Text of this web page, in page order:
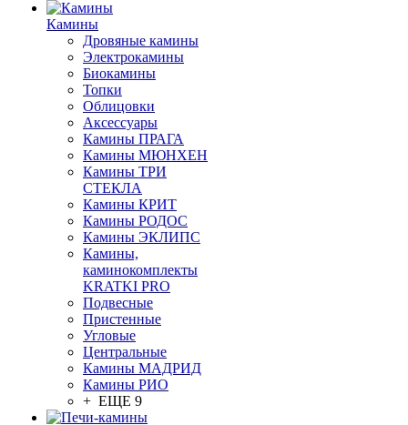
Камины
Дровяные камины
Электрокамины
Биокамины
Топки
Облицовки
Аксессуары
Камины ПРАГА
Камины МЮНХЕН
Камины ТРИ
СТЕКЛА
Камины КРИТ
Камины РОДОС
Камины ЭКЛИПС
Камины,
каминокомплекты
KRATKI PRO
Подвесные
Пристенные
Угловые
Центральные
Камины МАДРИД
Камины РИО
+ ЕЩЕ 9